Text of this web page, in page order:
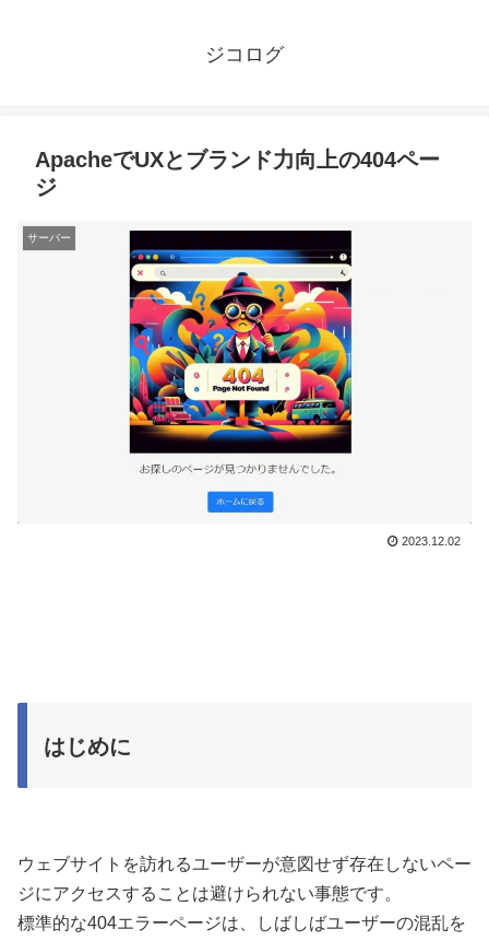
ジコログ
ApacheでUXとブランド力向上の404ペー
ジ
サーバー
2023.12.02
はじめに
ウェブサイトを訪れるユーザーが意図せず存在しないペー
ジにアクセスすることは避けられない事態です。
標準的な404エラーページは、しばしばユーザーの混乱を